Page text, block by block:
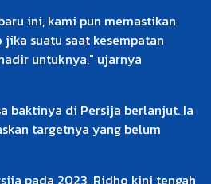
ini, kami pun memastikan
suatu saat kesempatan
untuknya," ujarnya
baktinya di Persija berlanjut. Ia
targetnya yang belum